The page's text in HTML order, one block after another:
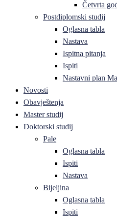
Četvrta
Postdiplomski studij
Oglasna tabla
Nastava
Ispitna pitanja
Ispiti
Nastavni plan
Novosti
Obavještenja
Master studij
Doktorski studij
Pale
Oglasna tabla
Ispiti
Nastava
Bijeljina
Oglasna tabla
Ispiti